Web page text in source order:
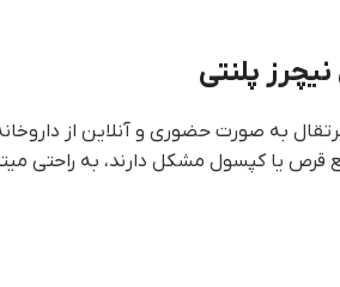
پلنتی
به صورت حضوری و آنلاین از
قرص یا کپسول مشکل دارند، به راحتی